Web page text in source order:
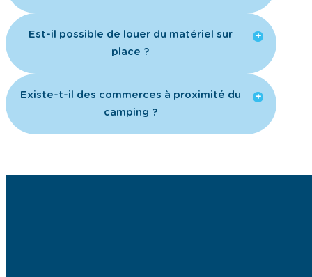
Est-il possible de louer du matériel sur
place ?
Existe-t-il des commerces à proximité du
camping ?